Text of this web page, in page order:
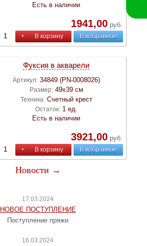
Есть в наличии
1941,00руб.
+ В корзину В избранное
Фуксия в акварели
Артикул: 34849 (PN-0008026)
Размер: 49х39 см
Техника: Счетный крест
Остаток: 1 ед.
Есть в наличии
3921,00руб.
+ В корзину В избранное
Новости →
17.03.2024
НОВОЕ ПОСТУПЛЕНИЕ
Поступление пряжи
16.03.2024